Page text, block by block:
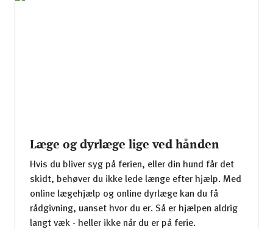
Læge og dyrlæge lige ved hånden
Hvis du bliver syg på ferien, eller din hund får det
skidt, behøver du ikke lede længe efter hjælp. Med
online lægehjælp og online dyrlæge kan du få
rådgivning, uanset hvor du er. Så er hjælpen aldrig
langt væk - heller ikke når du er på ferie.